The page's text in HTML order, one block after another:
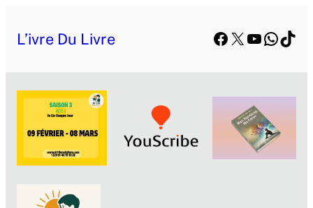
L’ivre Du Livre Facebook
X YouTube